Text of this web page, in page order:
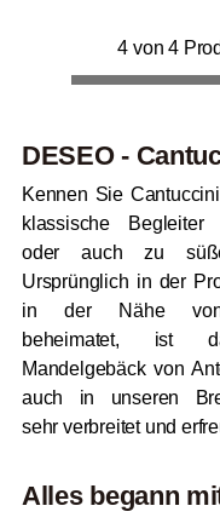
4 von 4
DESEO -
Kennen Sie
klassische
oder auch zu
Ursprünglich in der
in der Nähe
beheimatet, ist
Mandelgebäck von
auch in unseren
sehr verbreitet und
Alles begann